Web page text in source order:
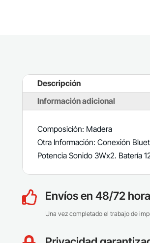
Descripción
Información adicional
Composición: Madera
Otra Información: Conexión
Potencia Sonido 3Wx2. Batería
 Envíos en 48/72
Una vez completado el trabajo de